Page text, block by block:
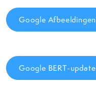
Google Afbeeldingen
Google BERT-update